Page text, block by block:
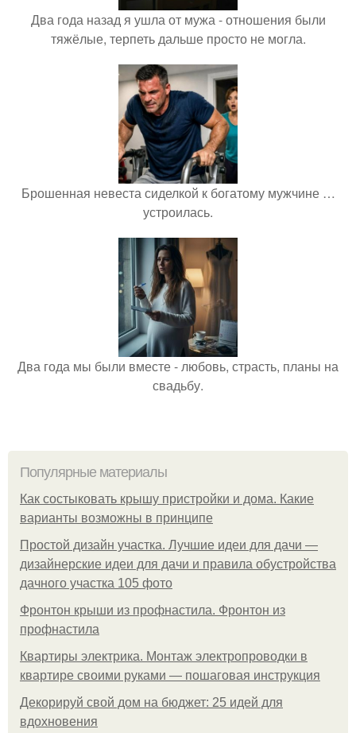
Два года назад я ушла от мужа - отношения были
тяжёлые, терпеть дальше просто не могла.
Брошенная невеста сиделкой к богатому мужчине …
устроилась.
Два года мы были вместе - любовь, страсть, планы на
свадьбу.
Популярные материалы
Как состыковать крышу пристройки и дома. Какие
варианты возможны в принципе
Простой дизайн участка. Лучшие идеи для дачи —
дизайнерские идеи для дачи и правила обустройства
дачного участка 105 фото
Фронтон крыши из профнастила. Фронтон из
профнастила
Квартиры электрика. Монтаж электропроводки в
квартире своими руками — пошаговая инструкция
Декорируй свой дом на бюджет: 25 идей для
вдохновения